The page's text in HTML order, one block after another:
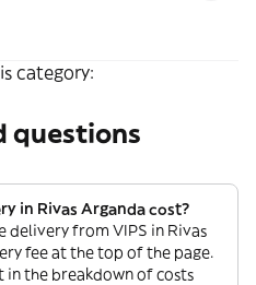
category:
questions
in Rivas Arganda cost?
delivery from VIPS in Rivas
fee at the top of the page.
in the breakdown of costs